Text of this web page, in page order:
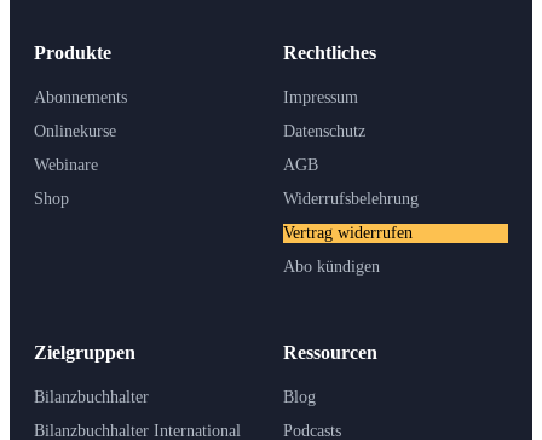
Produkte
Abonnements
Onlinekurse
Webinare
Shop
Zielgruppen
Bilanzbuchhalter
Bilanzbuchhalter International
Ressourcen
Blog
Podcasts
Rechtliches
Impressum
Datenschutz
AGB
Widerrufsbelehrung
Vertrag widerrufen
Abo kündigen